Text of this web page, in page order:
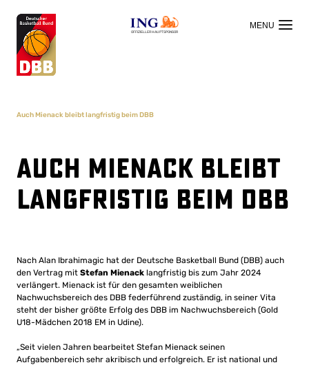
OFFIZIELLER HAUPTSPONSOR
Auch Mienack bleibt langfristig beim DBB
Auch Mienack bleibt
langfristig beim DBB
Nach Alan Ibrahimagic hat der Deutsche Basketball Bund (DBB) auch
den Vertrag mit Stefan Mienack langfristig bis zum Jahr 2024
verlängert. Mienack ist für den gesamten weiblichen
Nachwuchsbereich des DBB federführend zuständig, in seiner Vita
steht der bisher größte Erfolg des DBB im Nachwuchsbereich (Gold
U18-Mädchen 2018 EM in Udine).
„Seit vielen Jahren bearbeitet Stefan Mienack seinen
Aufgabenbereich sehr akribisch und erfolgreich. Er ist national und